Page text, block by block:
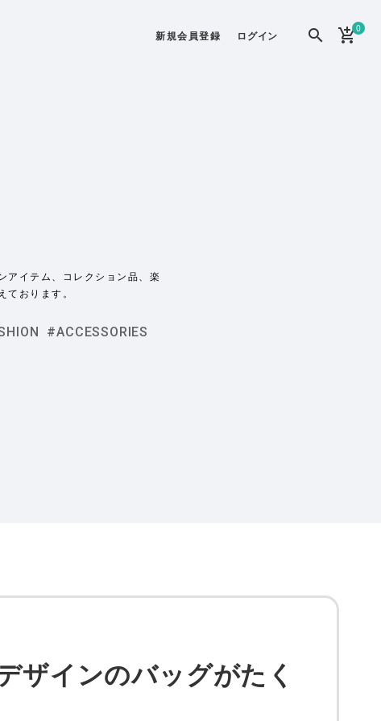
新規会員登録 ログイン search add_shopping_cart0
アイテム、コレクション品、楽
おります。
#ACCESSORIES
ザインのバッグがたく